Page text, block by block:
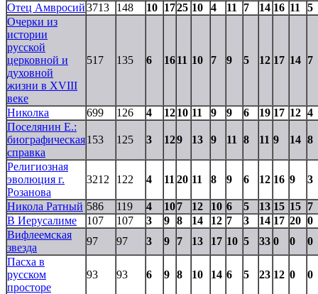
Отец Амвросий3713 148 10 1725 10 4 11 7 14 16 11
5
Очерки из
истории
русской
церковной и
духовной
жизни в XVIII
веке
517 135 6 1611 10 7 9 5 12 17 14 7
Николка 699 126 4 1210 11 9 9 6 19 17 12 4
Поселянин Е.:
биографическая
справка
153 125 3 129 13 9 11 8 11 9 14 8
Религиозная
эволюция г.
Розанова
3212 122 4 11 20 11 8 9 6 12 16 9 3
Никола Ратный 586 119 4 107 12 10 6 5 13 15 15 7
В Иерусалиме
107 107 3 9 8 14 12 7 3 14 17 20 0
Вифлеемская
звезда
97 97 3 9 7 13 17 10 5 33 0 0
0
Пасха в
русском
просторе
93 93 6 9 8 10 14 6 5 23 12 0 0